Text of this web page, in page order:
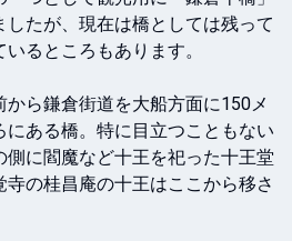
したが、現在は橋としては残って
るところもあります。
ら鎌倉街道を大船方面に150メ
ある橋。特に目立つこともない
に閻魔など十王を祀った十王堂
の桂昌庵の十王はここから移さ